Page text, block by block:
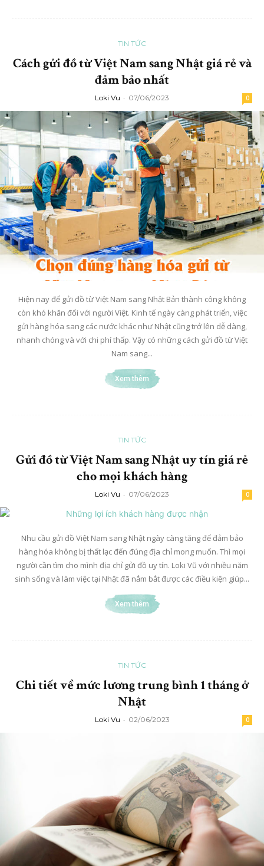
TIN TỨC
Cách gửi đồ từ Việt Nam sang Nhật giá rẻ và
đảm bảo nhất
Loki Vu - 07/06/2023 0
Hiện nay để gửi đồ từ Việt Nam sang Nhật Bản thành công không
còn khó khăn đối với người Việt. Kinh tế ngày càng phát triển, việc
gửi hàng hóa sang các nước khác như Nhật cũng trở lên dễ dàng,
nhanh chóng và với chi phí thấp. Vậy có những cách gửi đồ từ Việt
Nam sang...
Xem thêm
TIN TỨC
Gửi đồ từ Việt Nam sang Nhật uy tín giá rẻ
cho mọi khách hàng
Loki Vu - 07/06/2023 0
Nhu cầu gửi đồ Việt Nam sang Nhật ngày càng tăng để đảm bảo
hàng hóa không bị thất lạc đến đúng địa chỉ mong muốn. Thì mọi
người cần tìm cho mình địa chỉ gửi đồ uy tín. Loki Vũ với nhiều năm
sinh sống và làm việc tại Nhật đã nắm bắt được các điều kiện giúp...
Xem thêm
TIN TỨC
Chi tiết về mức lương trung bình 1 tháng ở
Nhật
Loki Vu - 02/06/2023 0